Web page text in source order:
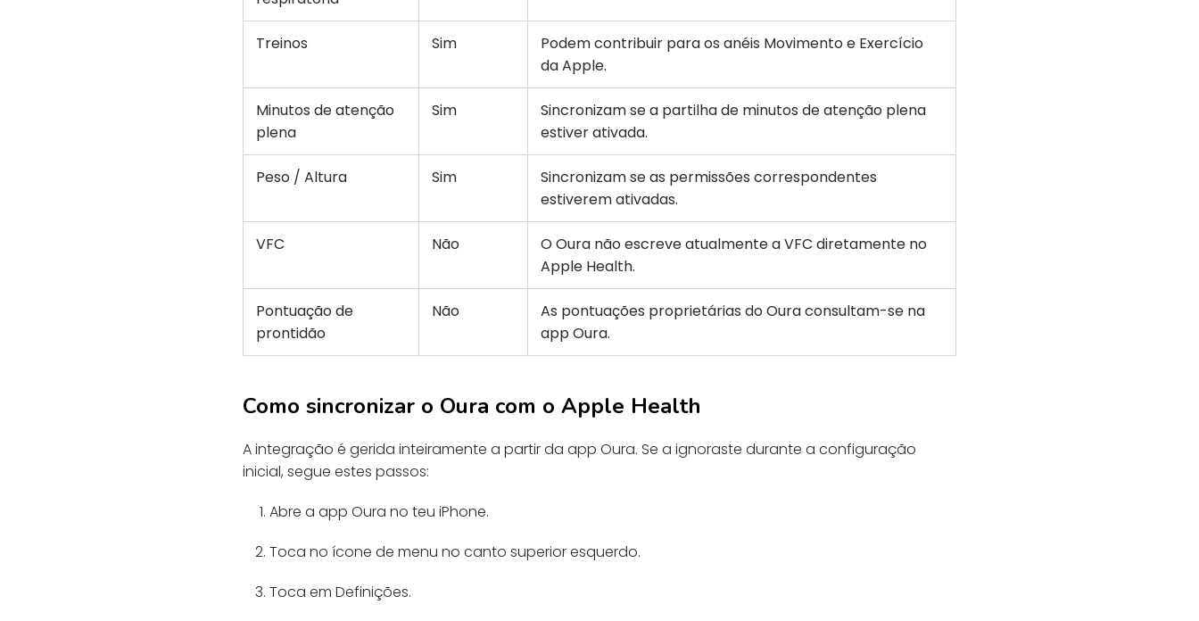
Treinos Sim
Podem contribuir para os anéis Movimento e Exercício
da Apple.
Minutos de atenção
plena
Sim
Sincronizam se a partilha de minutos de atenção plena
estiver ativada.
Peso / Altura Sim
Sincronizam se as permissões correspondentes
estiverem ativadas.
VFC Não
O Oura não escreve atualmente a VFC diretamente no
Apple Health.
Pontuação de
prontidão
Não
As pontuações proprietárias do Oura consultam-se na
app Oura.
Como sincronizar o Oura com o Apple Health
A integração é gerida inteiramente a partir da app Oura. Se a ignoraste durante a configuração
inicial, segue estes passos:
Abre a app Oura no teu iPhone.
Toca no ícone de menu no canto superior esquerdo.
Toca em Definições.